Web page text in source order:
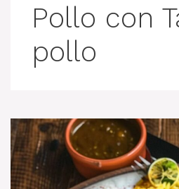
Pollo con
pollo